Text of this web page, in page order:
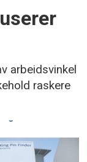
arbeidsvinkel
raskere